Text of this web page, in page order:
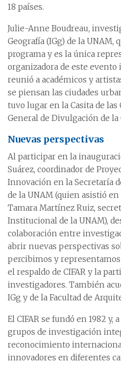
18 países.
Julie-Anne Boudreau,
Geografía (IGg) de la UNAM,
programa y es la única
organizadora de este
reunió a académicos y
se piensan las ciudades
tuvo lugar en la Casita de
General de Divulgación de la
Nuevas perspectivas
Al participar en la
Suárez, coordinador de
Innovación en la Secretaría
de la UNAM (quien asistió
Tamara Martínez Ruiz,
Institucional de la UNAM),
colaboración entre
abrir nuevas perspectivas
percibimos y
el respaldo de CIFAR y la
investigadores. También
IGg y de la Facultad de
El CIFAR se fundó en 1982 y,
grupos de investigación
reconocimiento
innovadores en diferentes